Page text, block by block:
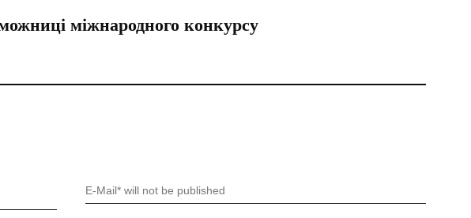
міжнародного конкурсу